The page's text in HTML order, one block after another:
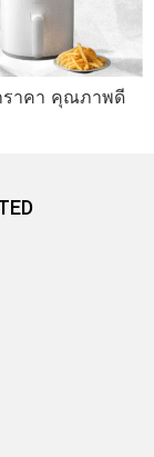
ราคา คุณภาพดี